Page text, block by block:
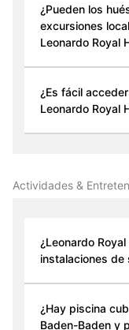
¿Pueden los
excursiones
Leonardo Royal
¿Es fácil
Leonardo Royal
Actividades &
¿Leonardo
instalaciones de
¿Hay piscina
Baden-Baden y